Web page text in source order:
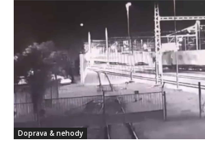
Doprava & nehody